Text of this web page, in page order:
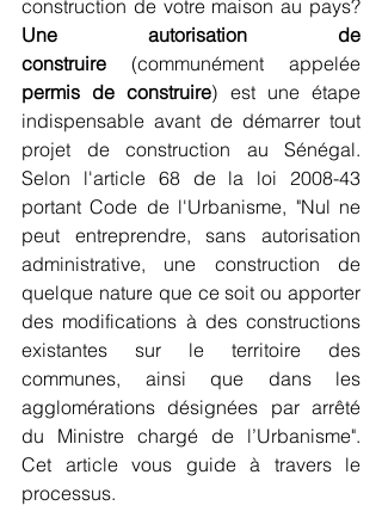
Une autorisation de
construire
permis de construire) est une étape
indispensable avant de démarrer tout
projet de construction au Sénégal.
Selon l'article 68 de la loi 2008-43
portant Code de l'Urbanisme, "Nul ne
peut entreprendre, sans autorisation
administrative, une construction de
quelque nature que ce soit ou apporter
des modifications à des constructions
existantes sur le territoire des
communes, ainsi que dans les
agglomérations désignées par arrêté
du Ministre chargé de l’Urbanisme".
Cet article vous guide à travers le
processus.